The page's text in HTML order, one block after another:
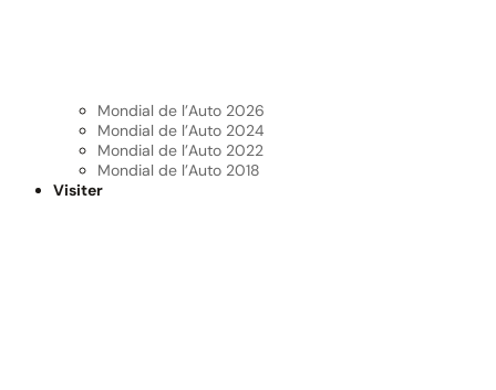
Mondial de l’Auto 2026
Mondial de l’Auto 2024
Mondial de l’Auto 2022
Mondial de l’Auto 2018
Visiter